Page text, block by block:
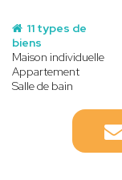
11 types de
biens
Maison individuelle
Appartement
Salle de bain